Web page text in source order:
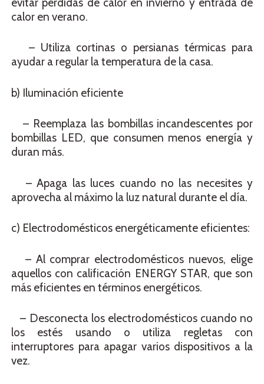
calor en verano.
– Utiliza cortinas o persianas térmicas para
ayudar a regular la temperatura de la casa.
b) Iluminación eficiente
– Reemplaza las bombillas incandescentes por
bombillas LED, que consumen menos energía y
duran más.
– Apaga las luces cuando no las necesites y
aprovecha al máximo la luz natural durante el día.
c) Electrodomésticos energéticamente eficientes:
– Al comprar electrodomésticos nuevos, elige
aquellos con calificación ENERGY STAR, que son
más eficientes en términos energéticos.
– Desconecta los electrodomésticos cuando no
los estés usando o utiliza regletas con
interruptores para apagar varios dispositivos a la
vez.